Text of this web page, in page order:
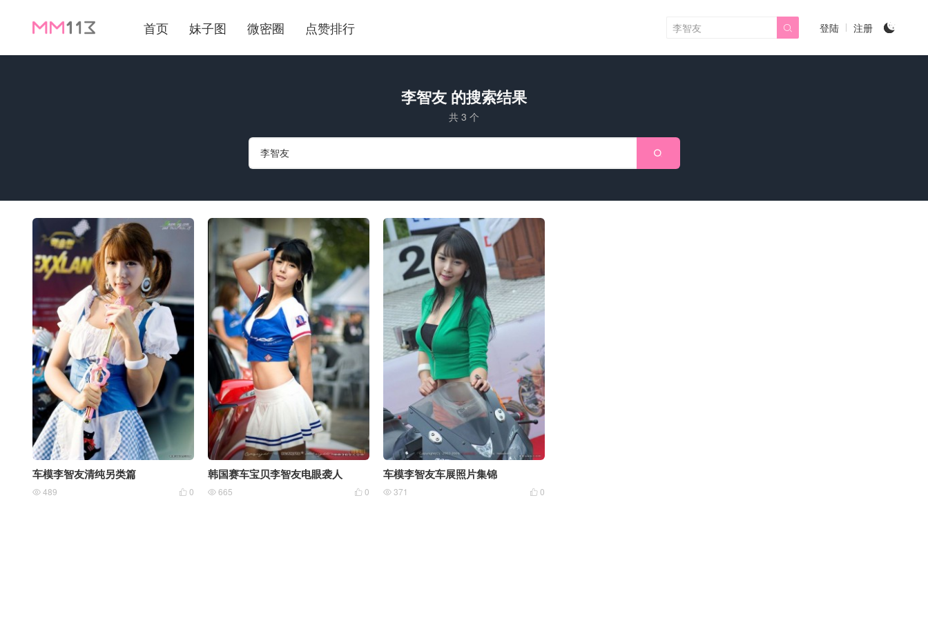
首页 妹子图 微密圈 点赞排行 
登陆 注册

李智友 的搜索结果
共 3 个

车模李智友清纯另类篇
 0
 489
韩国赛车宝贝李智友电眼袭人
 0
 665
车模李智友车展照片集锦
 0
 371